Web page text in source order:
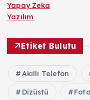
Yapay Zeka
Yazılım
Etiket Bulutu
Akıllı Telefon
Dizüstü